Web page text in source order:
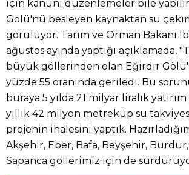
için kanuni düzenlemeler bile
Gölü'nü besleyen kaynaktan su
görülüyor. Tarım ve Orman Bakanı
ağustos ayında yaptığı açıklamada,
büyük göllerinden olan Eğirdir
yüzde 55 oranında geriledi. Bu
buraya 5 yılda 21 milyar liralık
yıllık 42 milyon metreküp su
projenin ihalesini yaptık.
Akşehir, Eber, Bafa, Beyşehir,
Sapanca göllerimiz için de